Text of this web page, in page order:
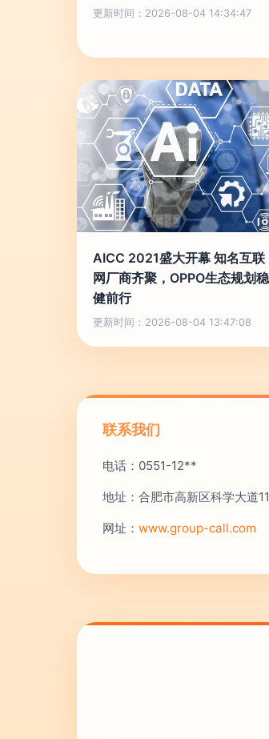
更新时间：2026-08-04 14:34:47
AICC 2021盛大开幕 知名互联
网厂商齐聚，OPPO生态规划稳
健前行
更新时间：2026-08-04 13:47:08
联系我们
电话：0551-12**
地址：合肥市高新区科学大道
网址： www.group-call.com